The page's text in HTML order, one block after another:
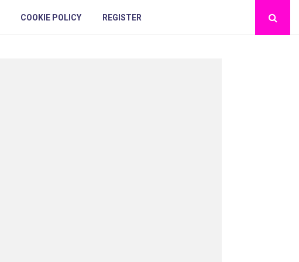
COOKIE POLICY REGISTER